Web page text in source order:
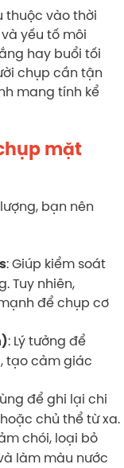
thuộc vào thời
yếu tố môi
hay buổi tối
chụp cần tận
mang tính kể
mặt
bạn nên
: Giúp kiểm soát
Tuy nhiên,
để chụp cơ
: Lý tưởng để
tạo cảm giác
để ghi lại chi
chủ thể từ xa.
chói, loại bỏ
làm màu nước